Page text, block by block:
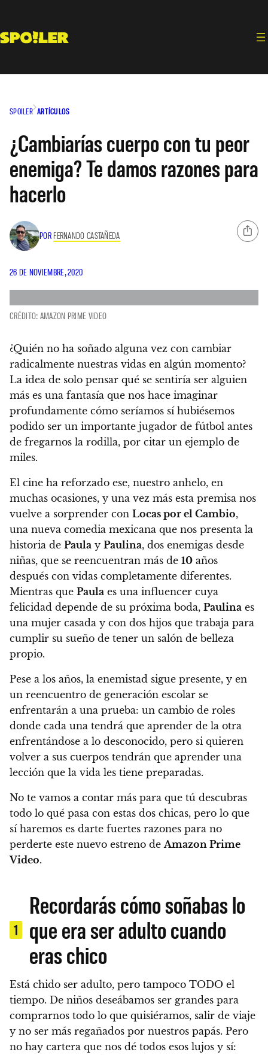
contenido
SPOILER ARTÍCULOS
¿Cambiarías cuerpo con tu peor
enemiga? Te damos razones para
hacerlo
POR FERNANDO CASTAÑEDA
26 DE NOVIEMBRE, 2020
CRÉDITO: AMAZON PRIME VIDEO
¿Quién no ha soñado alguna vez con cambiar
radicalmente nuestras vidas en algún momento?
La idea de solo pensar qué se sentiría ser alguien
más es una fantasía que nos hace imaginar
profundamente cómo seríamos sí hubiésemos
podido ser un importante jugador de fútbol antes
de fregarnos la rodilla, por citar un ejemplo de
miles.
El cine ha reforzado ese, nuestro anhelo, en
muchas ocasiones, y una vez más esta premisa nos
vuelve a sorprender con Locas por el Cambio,
una nueva comedia mexicana que nos presenta la
historia de Paula y Paulina, dos enemigas desde
niñas, que se reencuentran más de 10 años
después con vidas completamente diferentes.
Mientras que Paula es una influencer cuya
felicidad depende de su próxima boda, Paulina es
una mujer casada y con dos hijos que trabaja para
cumplir su sueño de tener un salón de belleza
propio.
Pese a los años, la enemistad sigue presente, y en
un reencuentro de generación escolar se
enfrentarán a una prueba: un cambio de roles
donde cada una tendrá que aprender de la otra
enfrentándose a lo desconocido, pero si quieren
volver a sus cuerpos tendrán que aprender una
lección que la vida les tiene preparadas.
No te vamos a contar más para que tú descubras
todo lo qué pasa con estas dos chicas, pero lo que
sí haremos es darte fuertes razones para no
perderte este nuevo estreno deAmazon Prime
Video.
1
Recordarás cómo soñabas lo
que era ser adulto cuando
eras chico
Está chido ser adulto, pero tampoco TODO el
tiempo. De niños deseábamos ser grandes para
comprarnos todo lo que quisiéramos, salir de viaje
y no ser más regañados por nuestros papás. Pero
no hay cartera que nos dé todos esos lujos y sí: